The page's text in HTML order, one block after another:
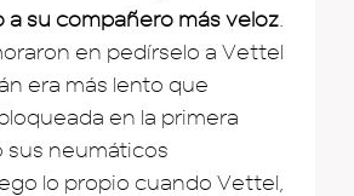
a su compañero más veloz
en pedírselo a Vettel
era más lento que
en la primera
sus neumáticos
lo propio cuando Vettel,